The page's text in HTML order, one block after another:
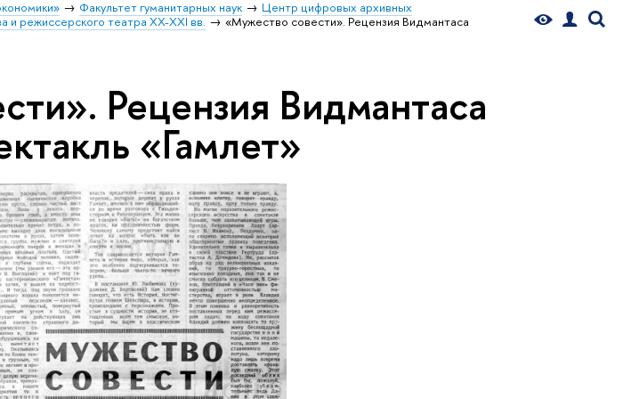
Факультет гуманитарных наук
Центр цифровых архивных
режиссерского театра XX-XXI вв.
«Мужество совести». Рецензия Видмантаса
Рецензия Видмантаса
«Гамлет»